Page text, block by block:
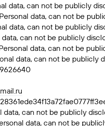
data, can not be publicly
data, can not be
data, can not be publicly
can not be publicly
data, can not be
data, can not be publicly
data, can not be publicly
data, can not be